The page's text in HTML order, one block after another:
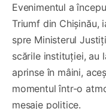
Evenimentul a
Triumf din Chișinău,
spre Ministerul
scările instituției, au
aprinse în mâini,
momentul într-o
mesaje politice.